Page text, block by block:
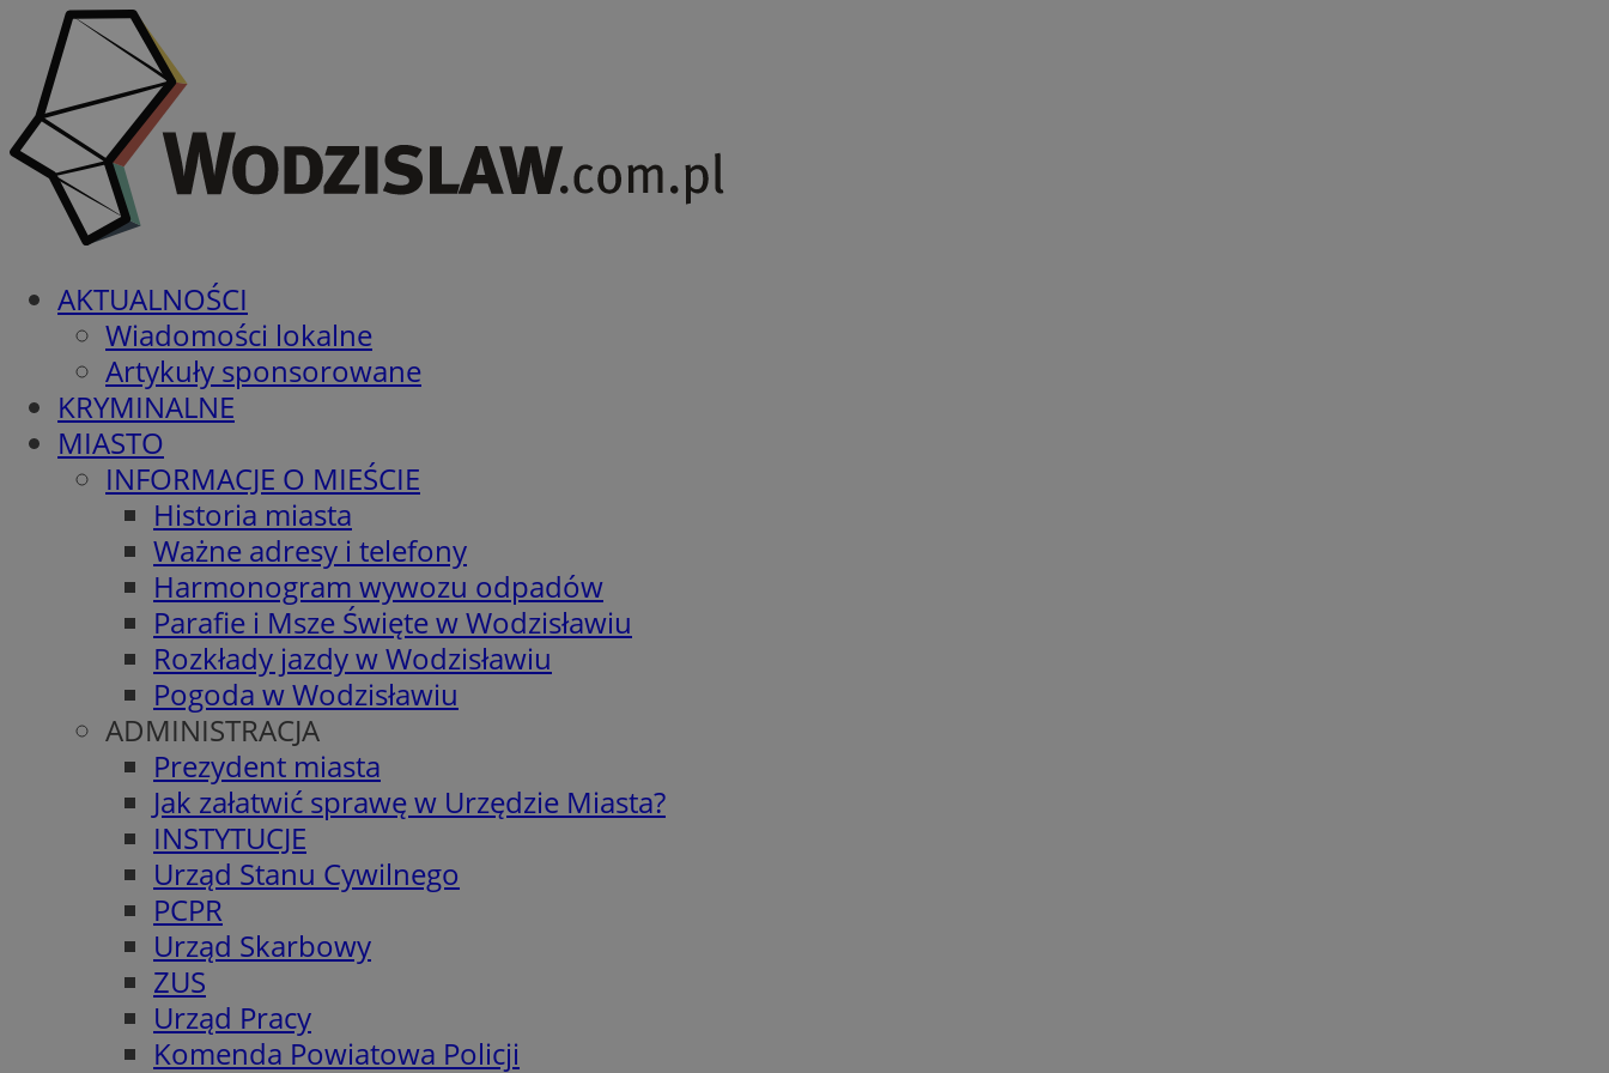
AKTUALNOŚCI
Wiadomości lokalne
Artykuły sponsorowane
KRYMINALNE
MIASTO
INFORMACJE O MIEŚCIE
Historia miasta
Ważne adresy i telefony
Harmonogram wywozu odpadów
Parafie i Msze Święte w Wodzisławiu
Rozkłady jazdy w Wodzisławiu
Pogoda w Wodzisławiu
ADMINISTRACJA
Prezydent miasta
Jak załatwić sprawę w Urzędzie Miasta?
INSTYTUCJE
Urząd Stanu Cywilnego
PCPR
Urząd Skarbowy
ZUS
Urząd Pracy
Komenda Powiatowa Policji